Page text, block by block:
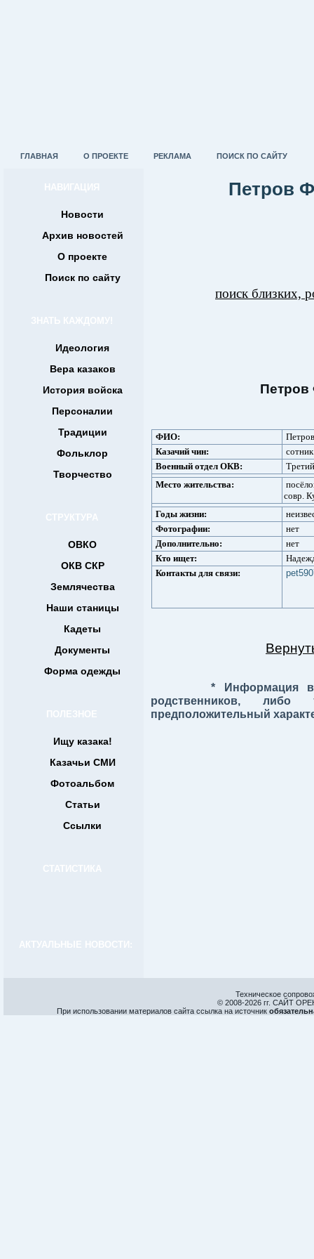
ГЛАВНАЯ О ПРОЕКТЕ РЕКЛАМА ПОИСК ПО САЙТУ
НАВИГАЦИЯ
Новости
Архив новостей
О проекте
Поиск по сайту
ЗНАТЬ КАЖДОМУ!
Идеология
Вера казаков
История войска
Персоналии
Традиции
Фольклор
Творчество
СТРУКТУРА
ОВКО
ОКВ СКР
Землячества
Наши станицы
Кадеты
Документы
Форма одежды
ПОЛЕЗНОЕ
Ищу казака!
Казачьи СМИ
Фотоальбом
Статьи
Ссылки
СТАТИСТИКА
АКТУАЛЬНЫЕ НОВОСТИ:
Петров
поиск близких,
Петров
ФИО:
Казачий чин:
сотник
Военный отдел ОКВ:
Место жительства:
совр.
Годы жизни:
Фотографии:
нет
Дополнительно:
нет
Кто ищет:
Контакты для связи:
* Информация в
родственников,
предположительный
Техническое
© 2008-2026 гг. САЙТ
При использовании материалов сайта ссылка на источник